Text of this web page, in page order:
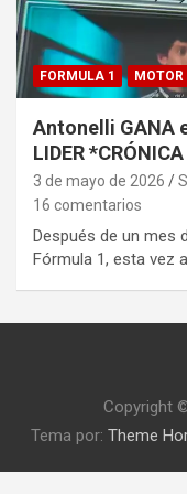
FORMULA 1 MOTOR
Antonelli GANA
LIDER
3 de mayo de 2026
16 comentarios
Después de un mes
Fórmula 1, esta vez
Copyright
Tema por: Theme